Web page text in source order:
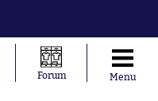
Forum Menu